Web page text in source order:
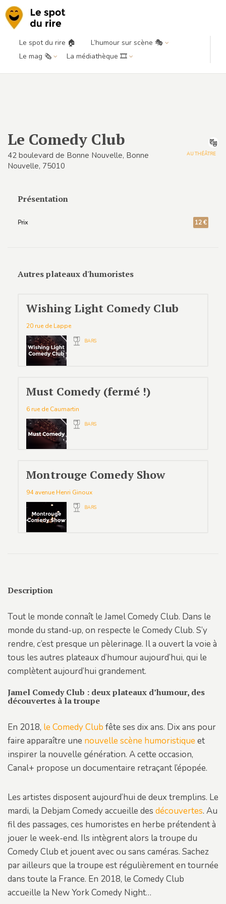
Le spot du rire 🏠
L’humour sur scène 🎭
Le mag 🗞️
La médiathèque 🎞️
Le Comedy Club
42 boulevard de Bonne Nouvelle, Bonne
Nouvelle, 75010
AU THÉÂTRE
Présentation
Prix 12 €
Autres plateaux d'humoristes
Wishing Light Comedy Club
20 rue de Lappe
BARS
Must Comedy (fermé !)
6 rue de Caumartin
BARS
Montrouge Comedy Show
94 avenue Henri Ginoux
BARS
Description
Tout le monde connaît le Jamel Comedy Club. Dans le
monde du stand-up, on respecte le Comedy Club. S’y
rendre, c’est presque un pèlerinage. Il a ouvert la voie à
tous les autres plateaux d’humour aujourd’hui, qui le
complètent aujourd’hui grandement.
Jamel Comedy Club : deux plateaux d’humour, des
découvertes à la troupe
En 2018, le Comedy Club fête ses dix ans. Dix ans pour
faire apparaître une nouvelle scène humoristiqueet
inspirer la nouvelle génération. A cette occasion,
Canal+ propose un documentaire retraçant l’épopée.
Les artistes disposent aujourd’hui de deux tremplins. Le
mardi, la Debjam Comedy accueille des découvertes. Au
fil des passages, ces humoristes en herbe prétendent à
jouer le week-end. Ils intègrent alors la troupe du
Comedy Club et jouent avec ou sans caméras. Sachez
par ailleurs que la troupe est régulièrement en tournée
dans toute la France. En 2018, le Comedy Club
accueille la New York Comedy Night…